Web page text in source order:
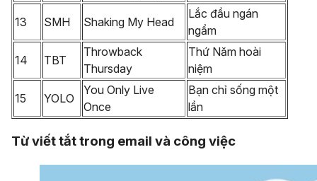
13 SMH Shaking My Head
Lắc đầu ngán
ngẩm
14 TBT
Throwback
Thursday
Thứ Năm hoài
niệm
15 YOLO
You Only Live
Once
Bạn chỉ sống một
lần
Từ viết tắt trong email và công việc